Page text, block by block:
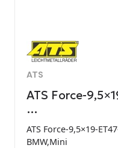
ATS
ATS Force-
…
ATS Force-9,5×19-
BMW,Mini